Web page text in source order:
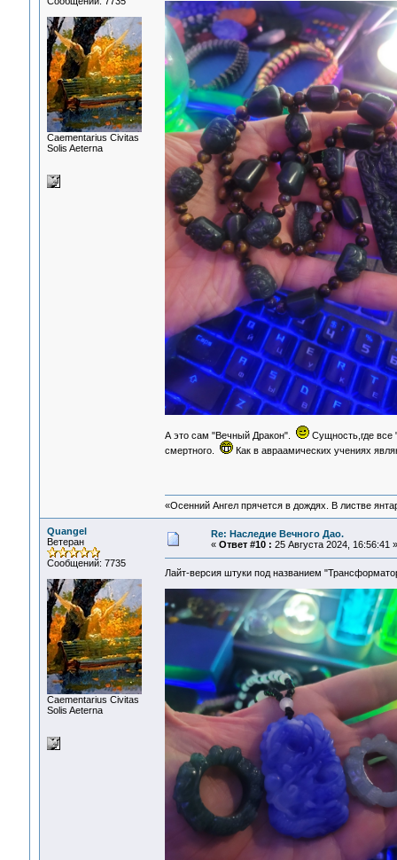
Сaementarius Civitas
Solis Aeterna
А это сам "Вечный Дракон".
Сущность,где все
смертного.
Как в авраамических учениях
«Осенний Ангел прячется в дождях. В листве
Quangel
Ветеран
Сообщений: 7735
Сaementarius Civitas
Solis Aeterna
Re: Наследие Вечного Дао.
« Ответ #10 : 25 Августа 2024, 16:56:41 »
Лайт-версия штуки под названием